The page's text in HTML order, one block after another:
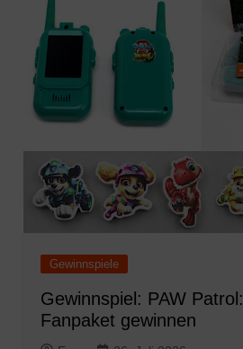
Gewinnspiele
Gewinnspiel: PAW
Fanpaket gewinnen